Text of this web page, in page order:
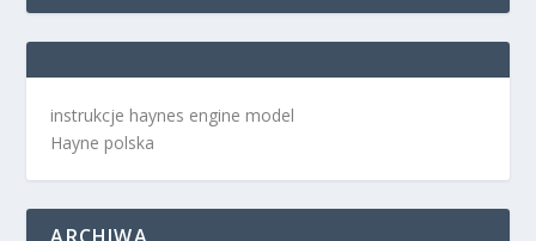
instrukcje haynes engine model
Hayne polska